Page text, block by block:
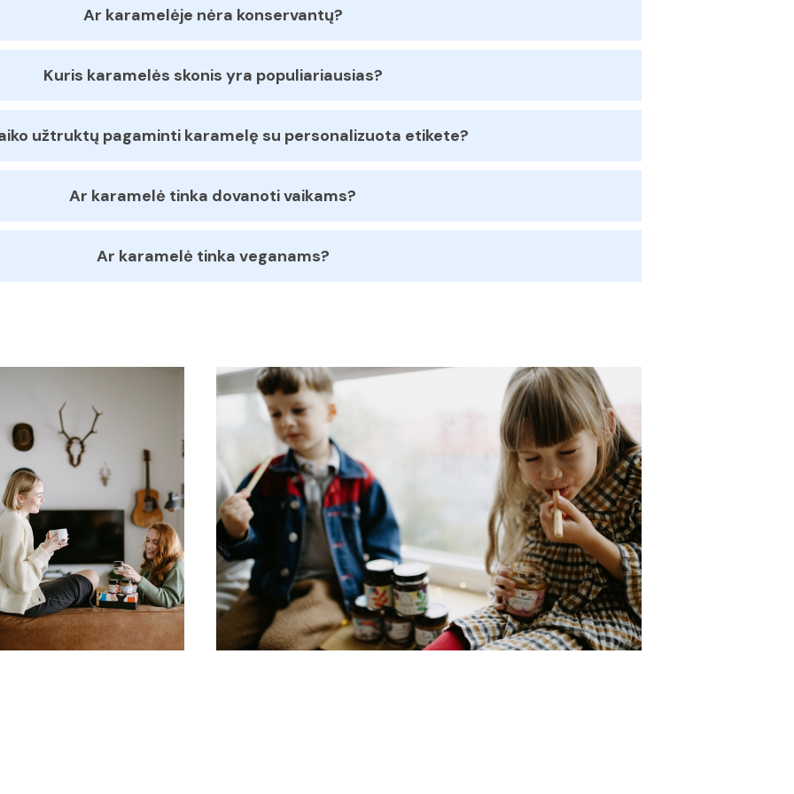
Ar karamelėje nėra konservantų?
Kuris karamelės skonis yra populiariausias?
užtruktų pagaminti karamelę su personalizuota etikete?
Ar karamelė tinka dovanoti vaikams?
Ar karamelė tinka veganams?